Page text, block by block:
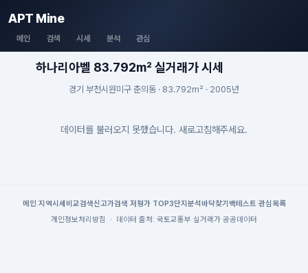
APT Mine
메인 검색 시세 분석 관심
하나리아벨 83.792m² 실거래가 시세
경기 부천시원미구 춘의동 · 83.792m² · 2005년
데이터를 불러오지 못했습니다. 새로고침해주세요.
메인| 지역시세 비교검색신고가검색 저평가 TOP3단지분석 바닥찾기 백테스트 관심목록
개인정보처리방침
· 데이터 출처: 국토교통부 실거래가 공공데이터